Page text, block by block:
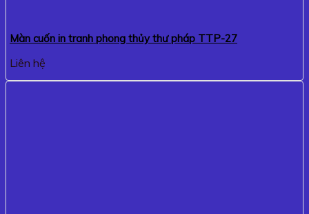
Màn cuốn in tranh phong thủy thư pháp TTP-27
Liên hệ